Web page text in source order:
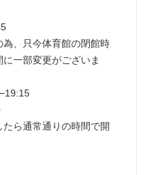
、只今体育館の閉館時
一部変更がございま
ら通常通りの時間で開